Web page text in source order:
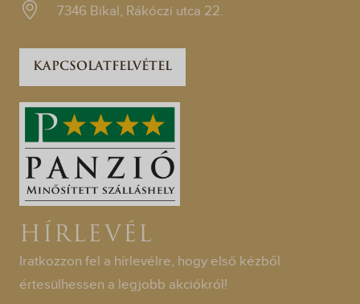
7346 Bikal, Rákóczi utca 22.
KAPCSOLATFELVÉTEL
HÍRLEVÉL
Iratkozzon fel a hírlevélre, hogy első kézből
értesülhessen a legjobb akciókról!